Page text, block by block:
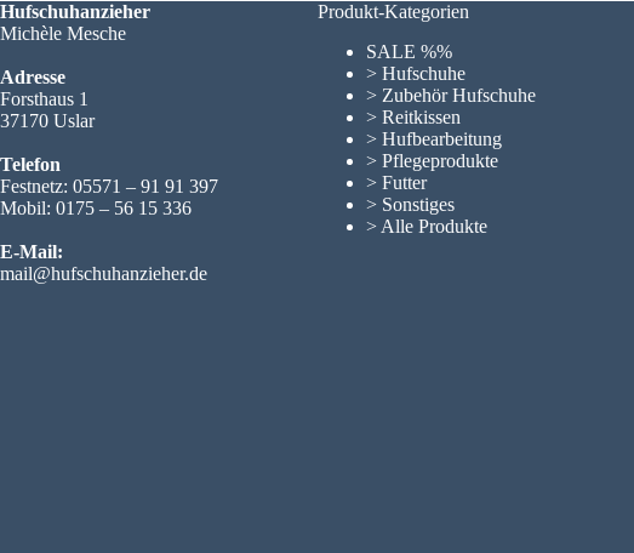
Hufschuhanzieher
Michèle Mesche
Adresse
Forsthaus 1
37170 Uslar
Telefon
Festnetz: 05571 – 91 91 397
Mobil: 0175 – 56 15 336
E-Mail:
mail@hufschuhanzieher.de
Produkt-Kategorien
SALE %%
> Hufschuhe
> Zubehör Hufschuhe
> Reitkissen
> Hufbearbeitung
> Pflegeprodukte
> Futter
> Sonstiges
> Alle Produkte